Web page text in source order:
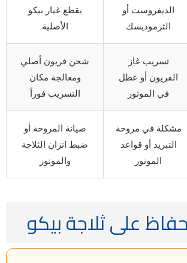
الديفروست أو
الثرموديسك
بقطع غيار بيكو
الأصلية
تسريب غاز
الفريون أو عطل
في الموتور
شحن فريون أصلي
ومعالجة مكان
التسريب فوراً
مشكلة في مروحة
التبريد أو قواعد
الموتور
صيانة المروحة أو
ضبط اتزان الثلاجة
والموتور
على ثلاجة بيكو